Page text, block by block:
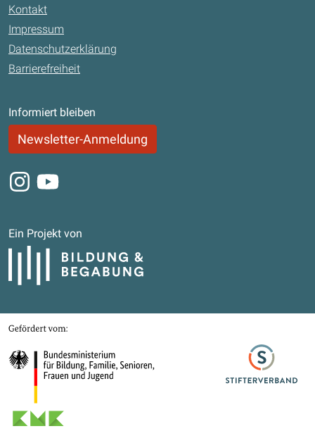
Kontakt
Impressum
Datenschutzerklärung
Barrierefreiheit
Informiert bleiben
Newsletter-Anmeldung
Instagram
Youtube
Ein Projekt von
Bildung und Begabung
Gefördert von
Bundesministerium für Bildung, Familie, Senioren, Frauen und Jugend
Stifterverband
Kultusministerkonferenz